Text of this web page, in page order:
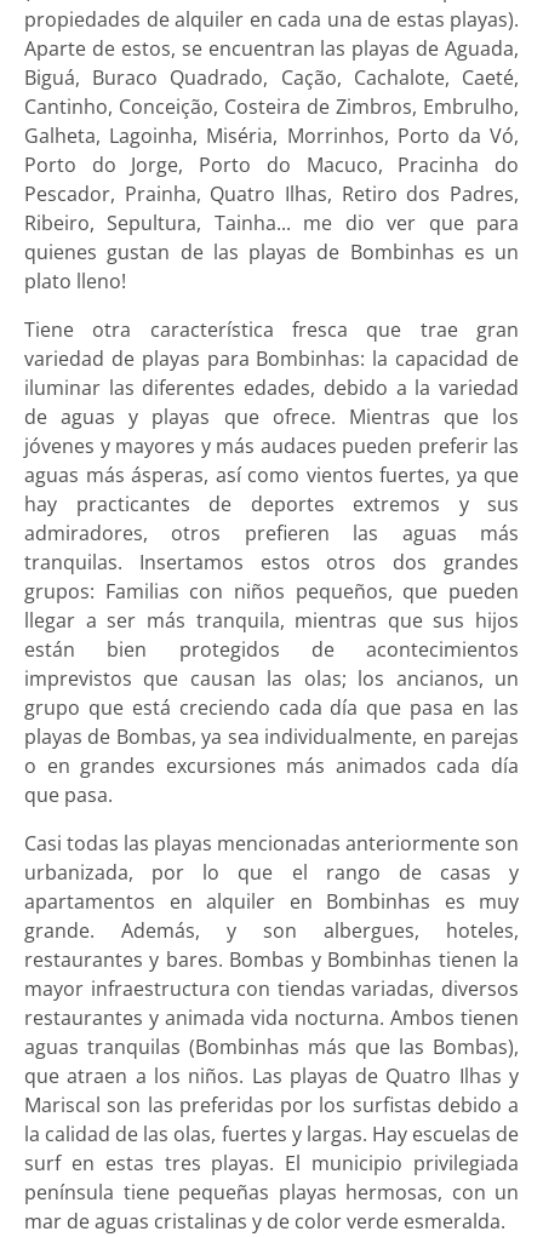
propiedades de alquiler en cada una de estas playas).
Aparte de estos, se encuentran las playas de Aguada,
Biguá, Buraco Quadrado, Cação, Cachalote, Caeté,
Cantinho, Conceição, Costeira de Zimbros, Embrulho,
Galheta, Lagoinha, Miséria, Morrinhos, Porto da Vó,
Porto do Jorge, Porto do Macuco, Pracinha do
Pescador, Prainha, Quatro Ilhas, Retiro dos Padres,
Ribeiro, Sepultura, Tainha... me dio ver que para
quienes gustan de las playas de Bombinhas es un
plato lleno!
Tiene otra característica fresca que trae gran
variedad de playas para Bombinhas: la capacidad de
iluminar las diferentes edades, debido a la variedad
de aguas y playas que ofrece. Mientras que los
jóvenes y mayores y más audaces pueden preferir las
aguas más ásperas, así como vientos fuertes, ya que
hay practicantes de deportes extremos y sus
admiradores, otros prefieren las aguas más
tranquilas. Insertamos estos otros dos grandes
grupos: Familias con niños pequeños, que pueden
llegar a ser más tranquila, mientras que sus hijos
están bien protegidos de acontecimientos
imprevistos que causan las olas; los ancianos, un
grupo que está creciendo cada día que pasa en las
playas de Bombas, ya sea individualmente, en parejas
o en grandes excursiones más animados cada día
que pasa.
Casi todas las playas mencionadas anteriormente son
urbanizada, por lo que el rango de casas y
apartamentos en alquiler en Bombinhas es muy
grande. Además, y son albergues, hoteles,
restaurantes y bares. Bombas y Bombinhas tienen la
mayor infraestructura con tiendas variadas, diversos
restaurantes y animada vida nocturna. Ambos tienen
aguas tranquilas (Bombinhas más que las Bombas),
que atraen a los niños. Las playas de Quatro Ilhas y
Mariscal son las preferidas por los surfistas debido a
la calidad de las olas, fuertes y largas. Hay escuelas de
surf en estas tres playas. El municipio privilegiada
península tiene pequeñas playas hermosas, con un
mar de aguas cristalinas y de color verde esmeralda.